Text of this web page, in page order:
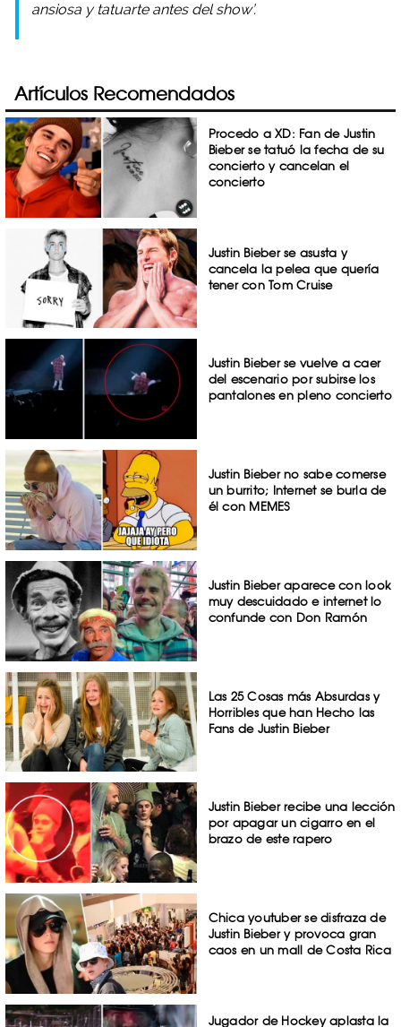
ansiosa y tatuarte antes del show’.
Artículos Recomendados
Procedo a XD: Fan de Justin
Bieber se tatuó la fecha de su
concierto y cancelan el
concierto
Justin Bieber se asusta y
cancela la pelea que quería
tener con Tom Cruise
Justin Bieber se vuelve a caer
del escenario por subirse los
pantalones en pleno concierto
Justin Bieber no sabe comerse
un burrito; Internet se burla de
él con MEMES
Justin Bieber aparece con look
muy descuidado e internet lo
confunde con Don Ramón
Las 25 Cosas más Absurdas y
Horribles que han Hecho las
Fans de Justin Bieber
Justin Bieber recibe una lección
por apagar un cigarro en el
brazo de este rapero
Chica youtuber se disfraza de
Justin Bieber y provoca gran
caos en un mall de Costa Rica
Jugador de Hockey aplasta la